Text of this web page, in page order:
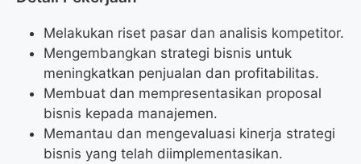
Melakukan riset pasar dan analisis kompetitor.
Mengembangkan strategi bisnis untuk
meningkatkan penjualan dan profitabilitas.
Membuat dan mempresentasikan proposal
bisnis kepada manajemen.
Memantau dan mengevaluasi kinerja strategi
bisnis yang telah diimplementasikan.